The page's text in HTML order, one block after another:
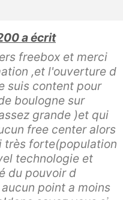
a écrit
freebox et merci
,et l'ouverture d
suis content pour
boulogne sur
grande )et qui
free center alors
très forte(population
technologie et
du pouvoir d
point a moins